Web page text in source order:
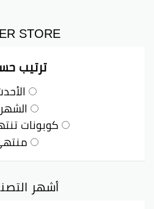
STORE
ترتيب
كوبونات
أشهر